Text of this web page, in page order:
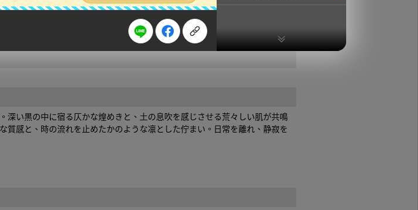
い黒の中に宿る仄かな煌めきと、土の息吹を感じさせる荒々しい肌が共鳴
感と、時の流れを止めたかのような凛とした佇まい。日常を離れ、静寂を